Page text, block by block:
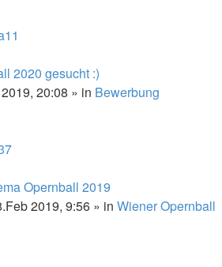
2020 gesucht :)
20:08 » in Bewerbung
Opernball 2019
2019, 9:56 » in Wiener Opernball